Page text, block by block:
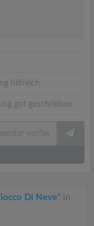
hilfreich.
gut geschrieben.
Di Neve" in